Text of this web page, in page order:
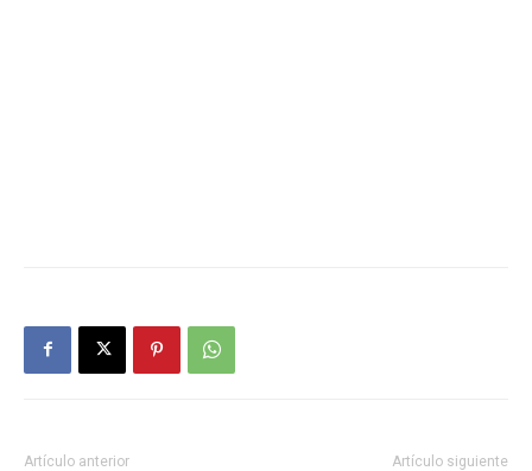
Artículo anterior Artículo siguiente